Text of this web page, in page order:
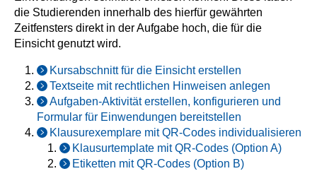
die Studierenden innerhalb des hierfür gewährten
Zeitfensters direkt in der Aufgabe hoch, die für die
Einsicht genutzt wird.
Kursabschnitt für die Einsicht erstellen
Textseite mit rechtlichen Hinweisen anlegen
Aufgaben-Aktivität erstellen, konfigurieren und
Formular für Einwendungen bereitstellen
Klausurexemplare mit QR-Codes individualisieren
Klausurtemplate mit QR-Codes (Option A)
Etiketten mit QR-Codes (Option B)